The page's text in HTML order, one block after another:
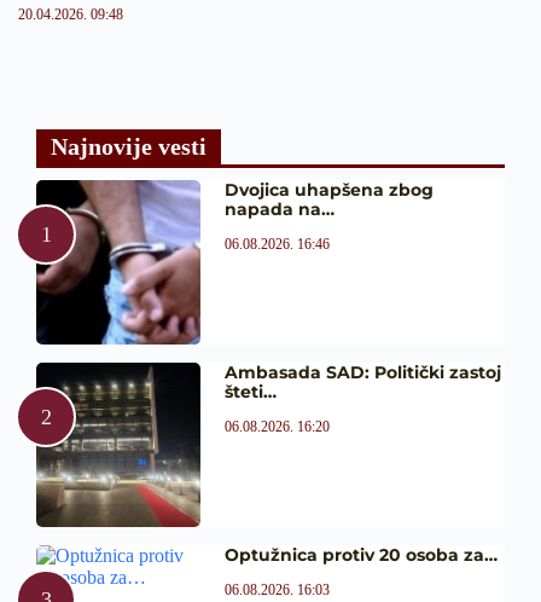
20.04.2026. 09:48
Najnovije vesti
Dvojica uhapšena zbog
napada na…
06.08.2026. 16:46
Ambasada SAD: Politički zastoj
šteti…
06.08.2026. 16:20
Optužnica protiv 20 osoba za…
06.08.2026. 16:03